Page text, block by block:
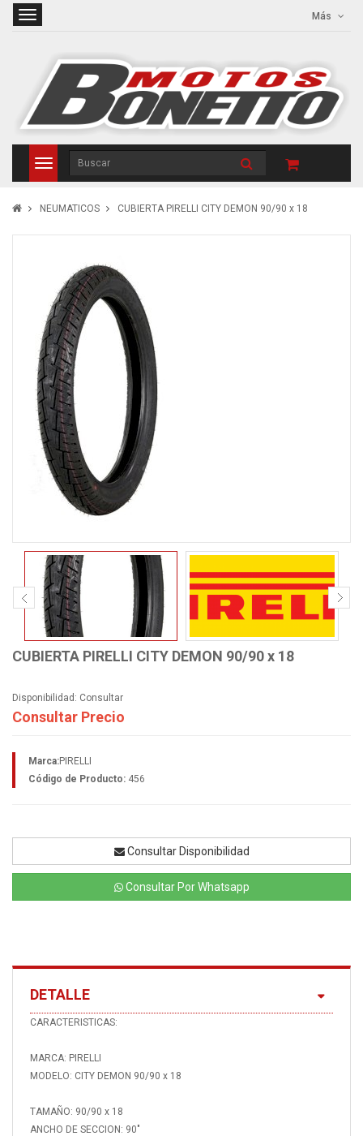
Más
NEUMATICOS CUBIERTA PIRELLI CITY DEMON 90/90 x 18
CUBIERTA PIRELLI CITY DEMON 90/90 x 18
Disponibilidad: Consultar
Consultar Precio
Marca:PIRELLI
Código de Producto: 456
Consultar Disponibilidad
Consultar Por Whatsapp
DETALLE
CARACTERISTICAS:
MARCA: PIRELLI
MODELO: CITY DEMON 90/90 x 18
TAMAÑO: 90/90 x 18
ANCHO DE SECCION: 90"